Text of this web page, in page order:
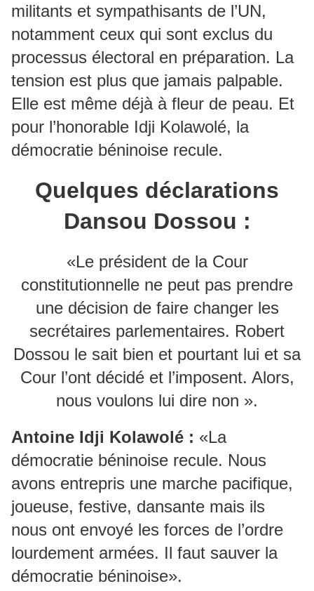
militants et sympathisants de l’UN,
notamment ceux qui sont exclus du
processus électoral en préparation. La
tension est plus que jamais palpable.
Elle est même déjà à fleur de peau. Et
pour l’honorable Idji Kolawolé, la
démocratie béninoise recule.
Quelques déclarations
Dansou Dossou :
«Le président de la Cour
constitutionnelle ne peut pas prendre
une décision de faire changer les
secrétaires parlementaires. Robert
Dossou le sait bien et pourtant lui et sa
Cour l’ont décidé et l’imposent. Alors,
nous voulons lui dire non ».
Antoine Idji Kolawolé : «La
démocratie béninoise recule. Nous
avons entrepris une marche pacifique,
joueuse, festive, dansante mais ils
nous ont envoyé les forces de l’ordre
lourdement armées. Il faut sauver la
démocratie béninoise».